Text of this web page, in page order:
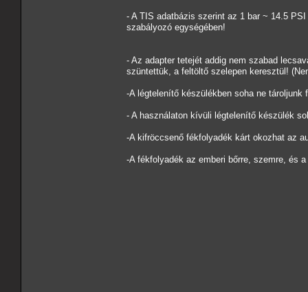
- A TIS adatbázis szerint az 1 bar ~ 14.5
szabályozó egységében!
- Az adapter tetejét addig nem szabad
szüntettük, a feltöltő szelepen keresztül!
-A légtelenítő készülékben soha ne tároljunk
- A használaton kívüli légtelenítő készülék
-A kifröccsenő fékfolyadék kárt okozhat az
-A fékfolyadék az emberi bőrre, szemre, és